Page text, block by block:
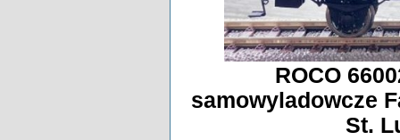
ROCO
samowyladowcze
St.